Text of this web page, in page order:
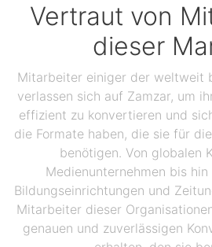
Vertraut von
dieser
Mitarbeiter einiger der weltweit
verlassen sich auf Zamzar, um
effizient zu konvertieren und
die Formate haben, die sie für
benötigen. Von globalen
Medienunternehmen bis hin
Bildungseinrichtungen und
Mitarbeiter dieser
genauen und zuverlässigen